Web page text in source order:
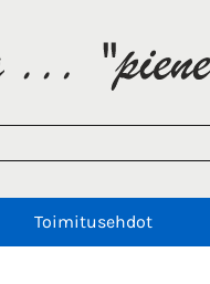
Toimitusehdot